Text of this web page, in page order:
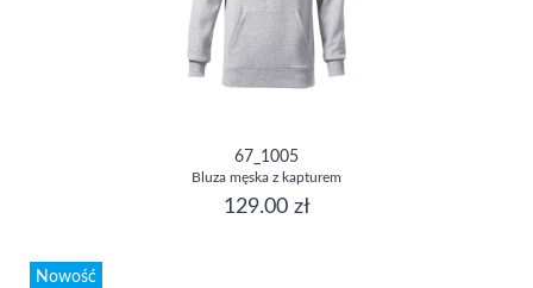
67_1005
Bluza męska z kapturem
129.00 zł
Nowość